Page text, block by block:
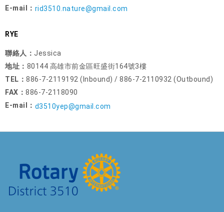
E-mail： rid3510.nature@gmail.com
RYE
聯絡人： Jessica
地址： 80144 高雄市前金區旺盛街164號3樓
TEL： 886-7-2119192 (Inbound) / 886-7-2110932 (Outbound)
FAX： 886-7-2118090
E-mail： d3510yep@gmail.com